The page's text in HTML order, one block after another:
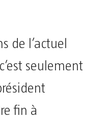
de l’actuel
seulement
fin à